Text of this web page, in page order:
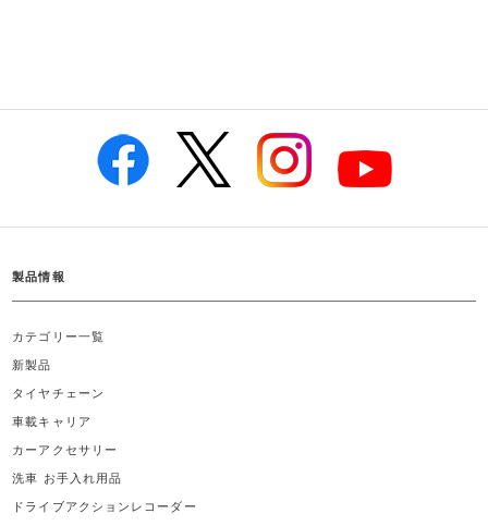
製品情報
カテゴリー一覧
新製品
タイヤチェーン
車載キャリア
カーアクセサリー
洗車 お手入れ用品
ドライブアクションレコーダー